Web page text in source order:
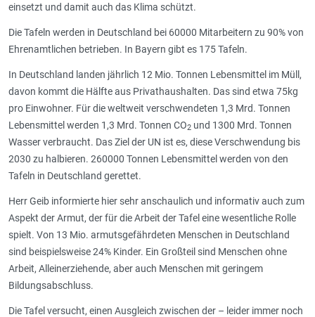
einsetzt und damit auch das Klima schützt.
Die Tafeln werden in Deutschland bei 60000 Mitarbeitern zu 90% von
Ehrenamtlichen betrieben. In Bayern gibt es 175 Tafeln.
In Deutschland landen jährlich 12 Mio. Tonnen Lebensmittel im Müll,
davon kommt die Hälfte aus Privathaushalten. Das sind etwa 75kg
pro Einwohner. Für die weltweit verschwendeten 1,3 Mrd. Tonnen
Lebensmittel werden 1,3 Mrd. Tonnen CO2 und 1300 Mrd. Tonnen
Wasser verbraucht. Das Ziel der UN ist es, diese Verschwendung bis
2030 zu halbieren. 260000 Tonnen Lebensmittel werden von den
Tafeln in Deutschland gerettet.
Herr Geib informierte hier sehr anschaulich und informativ auch zum
Aspekt der Armut, der für die Arbeit der Tafel eine wesentliche Rolle
spielt. Von 13 Mio. armutsgefährdeten Menschen in Deutschland
sind beispielsweise 24% Kinder. Ein Großteil sind Menschen ohne
Arbeit, Alleinerziehende, aber auch Menschen mit geringem
Bildungsabschluss.
Die Tafel versucht, einen Ausgleich zwischen der – leider immer noch